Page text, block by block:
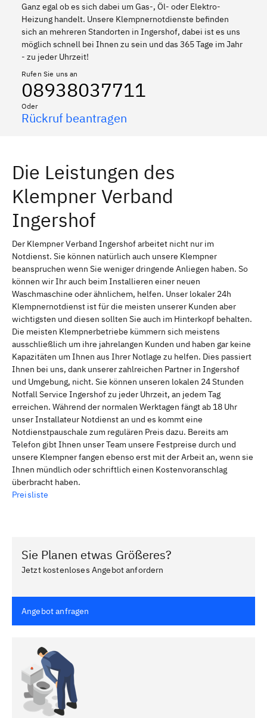
Ganz egal ob es sich dabei um Gas-, Öl- oder Elektro-
Heizung handelt. Unsere Klempnernotdienste befinden
sich an mehreren Standorten in Ingershof, dabei ist es uns
möglich schnell bei Ihnen zu sein und das 365 Tage im Jahr
- zu jeder Uhrzeit!
Rufen Sie uns an
08938037711
Oder
Rückruf beantragen
Die Leistungen des
Klempner Verband
Ingershof
Der Klempner Verband Ingershof arbeitet nicht nur im
Notdienst. Sie können natürlich auch unsere Klempner
beanspruchen wenn Sie weniger dringende Anliegen haben. So
können wir Ihr auch beim Installieren einer neuen
Waschmaschine oder ähnlichem, helfen. Unser lokaler 24h
Klempnernotdienst ist für die meisten unserer Kunden aber
wichtigsten und diesen sollten Sie auch im Hinterkopf behalten.
Die meisten Klempnerbetriebe kümmern sich meistens
ausschließlich um ihre jahrelangen Kunden und haben gar keine
Kapazitäten um Ihnen aus Ihrer Notlage zu helfen. Dies passiert
Ihnen bei uns, dank unserer zahlreichen Partner in Ingershof
und Umgebung, nicht. Sie können unseren lokalen 24 Stunden
Notfall Service Ingershof zu jeder Uhrzeit, an jedem Tag
erreichen. Während der normalen Werktagen fängt ab 18 Uhr
unser Installateur Notdienst an und es kommt eine
Notdienstpauschale zum regulären Preis dazu. Bereits am
Telefon gibt Ihnen unser Team unsere Festpreise durch und
unsere Klempner fangen ebenso erst mit der Arbeit an, wenn sie
Ihnen mündlich oder schriftlich einen Kostenvoranschlag
überbracht haben.
Preisliste
Sie Planen etwas Größeres?
Jetzt kostenloses Angebot anfordern
Angebot anfragen